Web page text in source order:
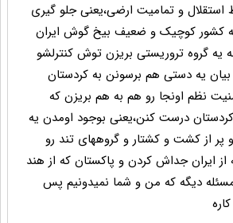
استقلال و تمامیت ارضی،یعنی جلو گیری
کشور کوچیک و ضعیف بیخ گوش ایران
یه گروه تروریستی بریزن توش کنترلشو
یه دستی هم برسونن به کردستان
نظم اونجا رو هم به هم بریزن که
درست کنن،یعنی بوجود اومدن یه
پر از کشت و کشتار و گروههای تند رو
از ایران جداش کردن و پاکستان که از هند
دیگه که من و شما نمیدونیم پس